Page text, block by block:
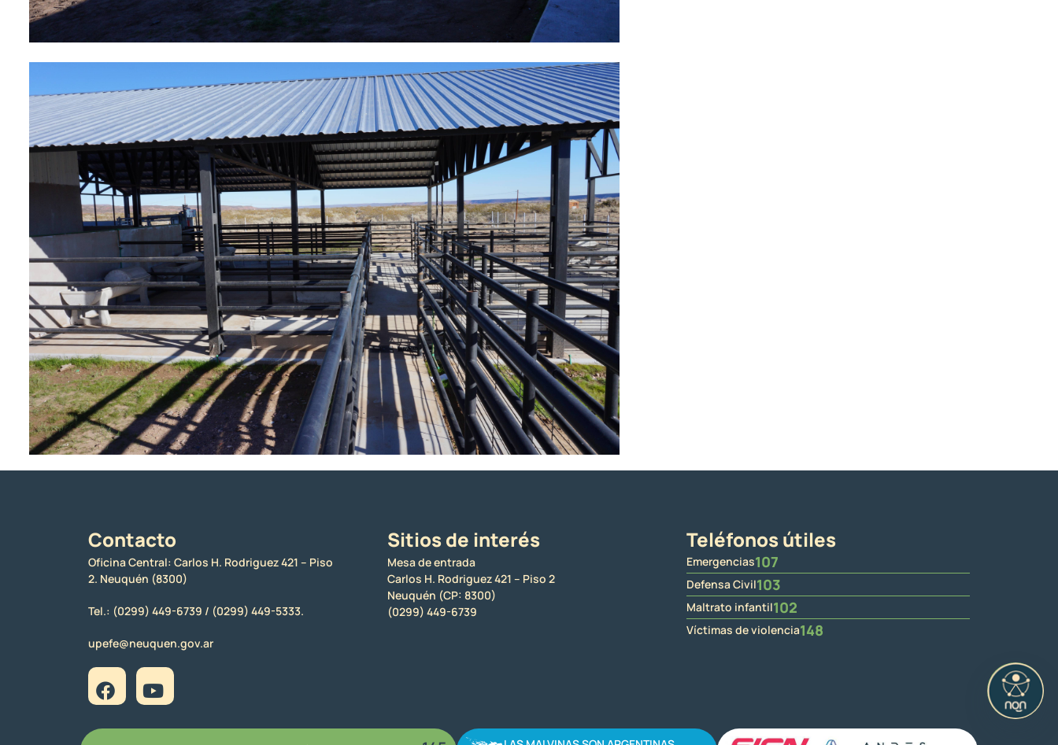
Contacto
Oficina Central: Carlos H. Rodriguez 421 – Piso
2. Neuquén (8300)
Tel.: (0299) 449-6739 / (0299) 449-5333.
upefe@neuquen.gov.ar
Sitios de interés
Mesa de entrada
Carlos H. Rodriguez 421 – Piso 2
Neuquén (CP: 8300)
(0299) 449-6739
Teléfonos útiles
Emergencias107
Defensa Civil103
Maltrato infantil102
Víctimas de violencia148